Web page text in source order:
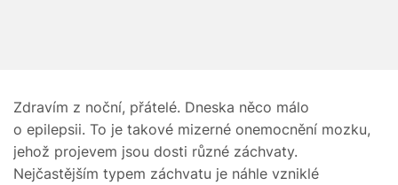
Zdravím z noční, přátelé. Dneska něco málo
o epilepsii. To je takové mizerné onemocnění mozku,
jehož projevem jsou dosti různé záchvaty.
Nejčastějším typem záchvatu je náhle vzniklé